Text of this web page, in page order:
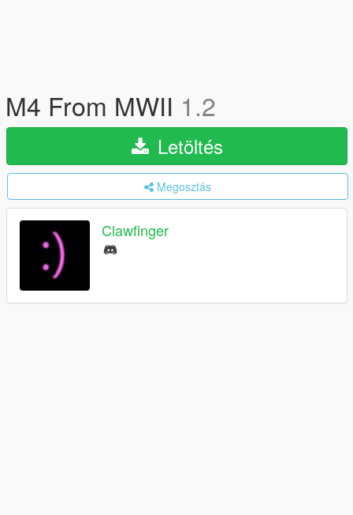
M4 From MWII 1.2
Letöltés
Megosztás
Clawfinger